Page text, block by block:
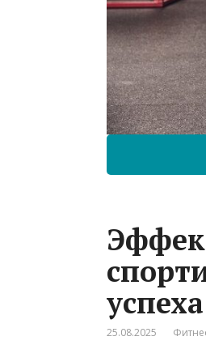
успеха
25.08.2025